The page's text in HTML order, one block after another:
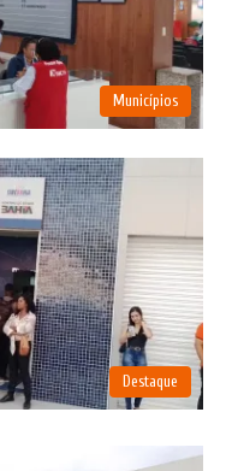
Municípios
Destaque